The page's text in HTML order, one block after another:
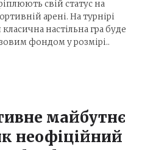
свій статус на
арені. На турнірі
настільна гра буде
фондом у розмірі..
майбутнє
неофіційний